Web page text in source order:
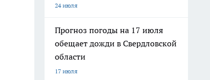
24 июля
Прогноз погоды на 17 июля
обещает дожди в Свердловской
области
17 июля